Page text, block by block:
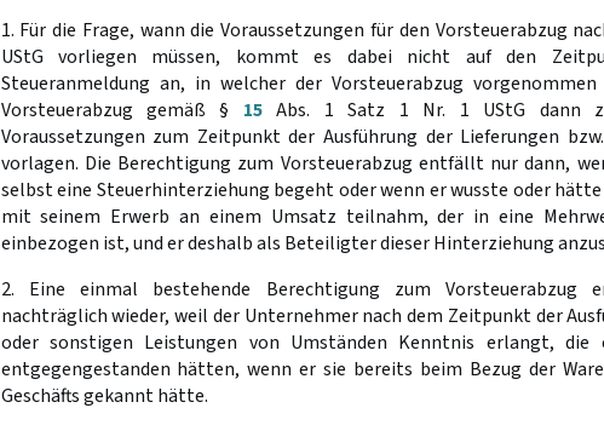
1. Für die Frage, wann die Voraussetzungen für den Vorsteuerabzug
UStG vorliegen müssen, kommt es dabei nicht auf den
Steueranmeldung an, in welcher der Vorsteuerabzug
Vorsteuerabzug gemäß § 15Abs. 1 Satz 1 Nr. 1 UStG dann
Voraussetzungen zum Zeitpunkt der Ausführung der Lieferungen
vorlagen. Die Berechtigung zum Vorsteuerabzug entfällt nur dann,
selbst eine Steuerhinterziehung begeht oder wenn er wusste oder hätte
mit seinem Erwerb an einem Umsatz teilnahm, der in eine
einbezogen ist, und er deshalb als Beteiligter dieser Hinterziehung
2. Eine einmal bestehende Berechtigung zum Vorsteuerabzug
nachträglich wieder, weil der Unternehmer nach dem Zeitpunkt der
oder sonstigen Leistungen von Umständen Kenntnis erlangt, die
entgegengestanden hätten, wenn er sie bereits beim Bezug der
Geschäfts gekannt hätte.